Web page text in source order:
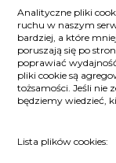
Analityczne pliki
ruchu w naszym
bardziej, a które
poruszają się po
poprawiać
pliki cookie są
tożsamości. Jeśli nie
będziemy wiedzieć,
Lista plików cookies: